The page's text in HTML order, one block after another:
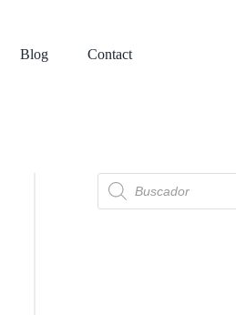
Blog Contact
Búsqueda
de
productos